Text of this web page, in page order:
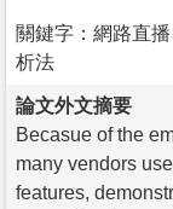
關鍵字：網路直
析法
論文外文摘要
Becasue of the
many vendors
features,